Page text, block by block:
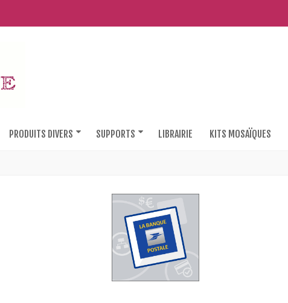
PRODUITS DIVERS SUPPORTS LIBRAIRIE KITS MOSAÏQUES